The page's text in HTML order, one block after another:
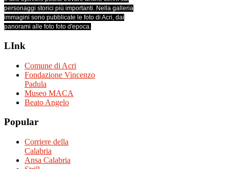
personaggi storici più importanti. Nella galleria
immagini sono pubblicate le foto di Acri, dai
panorami alle foto foto d'epoca.
LInk
Comune di Acri
Fondazione Vincenzo
Padula
Museo MACA
Beato Angelo
Popular
Corriere della
Calabria
Ansa Calabria